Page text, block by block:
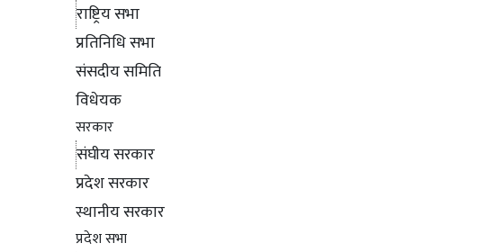
राष्ट्रिय सभा
प्रतिनिधि सभा
संसदीय समिति
विधेयक
सरकार
संघीय सरकार
प्रदेश सरकार
स्थानीय सरकार
प्रदेश सभा